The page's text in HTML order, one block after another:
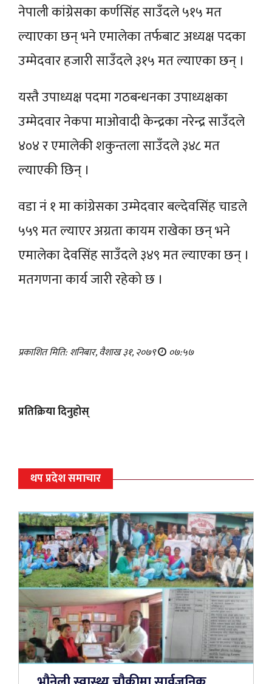
नेपाली कांग्रेसका कर्णसिंह साउँदले ५१५ मत
ल्याएका छन् भने एमालेका तर्फबाट अध्यक्ष पदका
उम्मेदवार हजारी साउँदले ३१५ मत ल्याएका छन् ।
यस्तै उपाध्यक्ष पदमा गठबन्धनका उपाध्यक्षका
उम्मेदवार नेकपा माओवादी केन्द्रका नरेन्द्र साउँदले
४०४ र एमालेकी शकुन्तला साउँदले ३४८ मत
ल्याएकी छिन् ।
वडा नं १ मा कांग्रेसका उम्मेदवार बल्देवसिंह चाडले
५५९ मत ल्याएर अग्रता कायम राखेका छन् भने
एमालेका देवसिंह साउँदले ३४९ मत ल्याएका छन् ।
मतगणना कार्य जारी रहेको छ ।
प्रकाशित मिति: शनिबार, वैशाख ३१, २०७९ ०७:५७
प्रतिक्रिया दिनुहोस्
थप प्रदेश समाचार